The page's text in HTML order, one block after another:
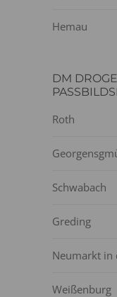
Hemau
DM
Roth
Schwabach
Greding
Neumarkt in
Weißenburg